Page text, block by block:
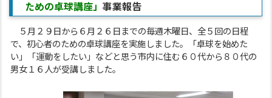
ための卓球講座」事業報告
５月２９日から６月２６日までの毎週木曜日、全５回の日程
で、初心者のための卓球講座を実施しました。「卓球を始めた
い」「運動をしたい」などと思う市内に住む６０代から８０代の
男女１６人が受講しました。